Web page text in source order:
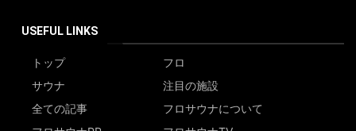
USEFUL LINKS
トップ
フロ
サウナ
注目の施設
全ての記事
フロサウナについて